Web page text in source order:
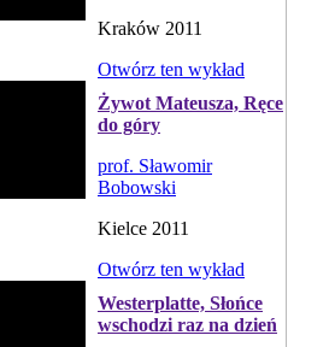
Kraków 2011
Otwórz ten wykład
Żywot Mateusza, Ręce
do góry
prof. Sławomir
Bobowski
Kielce 2011
Otwórz ten wykład
Westerplatte, Słońce
wschodzi raz na dzień